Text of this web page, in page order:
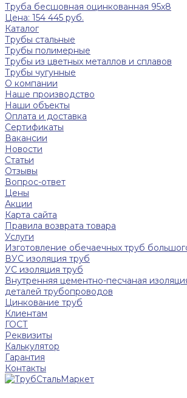
Труба бесшовная оцинкованная 95х8
Цена: 154 445 руб.
Каталог
Трубы стальные
Трубы полимерные
Трубы из цветных металлов и сплавов
Трубы чугунные
О компании
Наше производство
Наши объекты
Оплата и доставка
Сертификаты
Вакансии
Новости
Статьи
Отзывы
Вопрос-ответ
Цены
Акции
Карта сайта
Правила возврата товара
Услуги
Изготовление обечаечных труб
ВУС изоляция труб
УС изоляция труб
Внутренняя цементно-песчаная
деталей трубопроводов
Цинкование труб
Клиентам
ГОСТ
Реквизиты
Калькулятор
Гарантия
Контакты